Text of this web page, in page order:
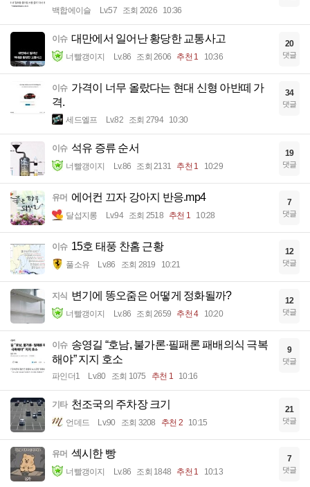
백합에이슬 Lv.57 조회 2026 10:36
이슈 대만에서 일어난 황당한 교통사고
너빨갱이지 Lv.86 조회 2606 추천 1 10:36
20
댓글
이슈 가격이 너무 올랐다는 현대 신형 아반떼 가
격.
세드엘프 Lv.82 조회 2794 10:30
34
댓글
이슈 석유 증류 순서
너빨갱이지 Lv.86 조회 2131 추천 1 10:29
19
댓글
유머 에어컨 끄자 강아지 반응.mp4
달섭지롱 Lv.94 조회 2518 추천 1 10:28
7
댓글
이슈 15호 태풍 찬홈 근황
풀소유 Lv.86 조회 2819 10:21
12
댓글
지식 변기에 똥오줌은 어떻게 정화될까?
너빨갱이지 Lv.86 조회 2659 추천 4 10:20
12
댓글
이슈 송영길 “호남, 불가론·필패론 패배의식 극복
해야” 지지 호소
파인더1 Lv.80 조회 1075 추천 1 10:16
9
댓글
기타 천조국의 주차장 크기
언데드 Lv.90 조회 3208 추천 2 10:15
21
댓글
유머 섹시한 빵
너빨갱이지 Lv.86 조회 1848 추천 1 10:13
7
댓글